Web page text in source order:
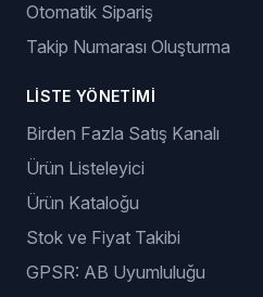
Otomatik Sipariş
Takip Numarası Oluşturma
LISTE YÖNETIMI
Birden Fazla Satış Kanalı
Ürün Listeleyici
Ürün Kataloğu
Stok ve Fiyat Takibi
GPSR: AB Uyumluluğu